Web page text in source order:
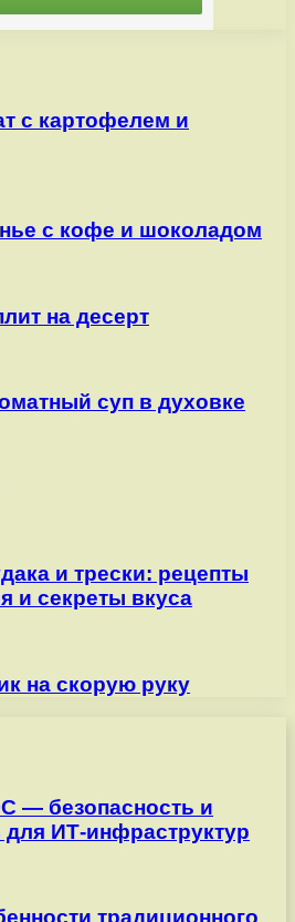
с картофелем и
с кофе и шоколадом
на десерт
суп в духовке
и трески: рецепты
и секреты вкуса
на скорую руку
— безопасность и
для ИТ-инфраструктур